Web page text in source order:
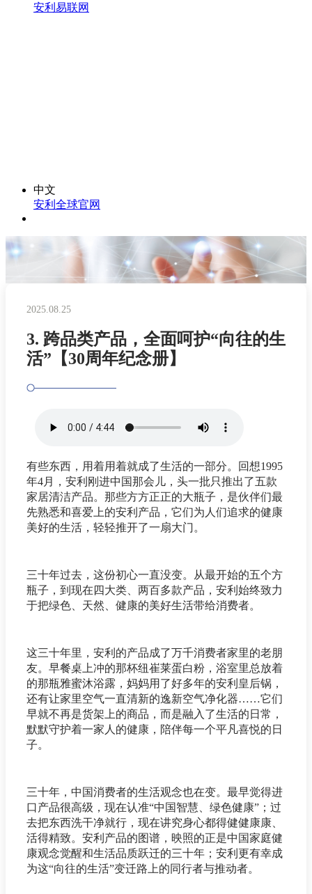
安利易联网
中文
安利全球官网
2025.08.25
3. 跨品类产品，全面呵护“向往的生
活”【30周年纪念册】
有些东西，用着用着就成了生活的一部分。回想1995
年4月，安利刚进中国那会儿，头一批只推出了五款
家居清洁产品。那些方方正正的大瓶子，是伙伴们最
先熟悉和喜爱上的安利产品，它们为人们追求的健康
美好的生活，轻轻推开了一扇大门。
三十年过去，这份初心一直没变。从最开始的五个方
瓶子，到现在四大类、两百多款产品，安利始终致力
于把绿色、天然、健康的美好生活带给消费者。
这三十年里，安利的产品成了万千消费者家里的老朋
友。早餐桌上冲的那杯纽崔莱蛋白粉，浴室里总放着
的那瓶雅蜜沐浴露，妈妈用了好多年的安利皇后锅，
还有让家里空气一直清新的逸新空气净化器……它们
早就不再是货架上的商品，而是融入了生活的日常，
默默守护着一家人的健康，陪伴每一个平凡喜悦的日
子。
三十年，中国消费者的生活观念也在变。最早觉得进
口产品很高级，现在认准“中国智慧、绿色健康”；过
去把东西洗干净就行，现在讲究身心都得健健康康、
活得精致。安利产品的图谱，映照的正是中国家庭健
康观念觉醒和生活品质跃迁的三十年；安利更有幸成
为这“向往的生活”变迁路上的同行者与推动者。